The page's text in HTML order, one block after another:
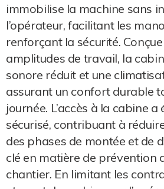
immobilise la machine sans
l’opérateur, facilitant les
renforçant la sécurité.
amplitudes de travail, la
sonore réduit et une
assurant un confort durable
journée. L’accès à la cabine
sécurisé, contribuant à
des phases de montée et de
clé en matière de prévention
chantier. En limitant les